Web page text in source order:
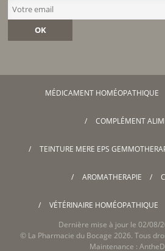
OK
MÉDICAMENT HOMÉOPATHIQUE
COMPLÉMENT
TEINTURE MERE EPS
AROMATHERAPIE
VÉTÉRINAIRE HOMÉOPATHIQUE
Dernière mise à jour le 02/08/
© La Pharmacie du Bocage 2026. Tous
Maintenance :